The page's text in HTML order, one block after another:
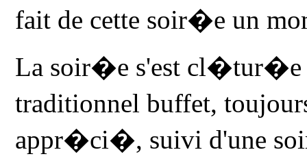
fait de cette soir�e un
La soir�e s'est cl�tur�e
traditionnel buffet,
appr�ci�, suivi d'une